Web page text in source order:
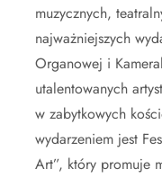
muzycznych,
najważniejszych
Organowej i
utalentowanych
w zabytkowych
wydarzeniem jest
Art”, który promuje